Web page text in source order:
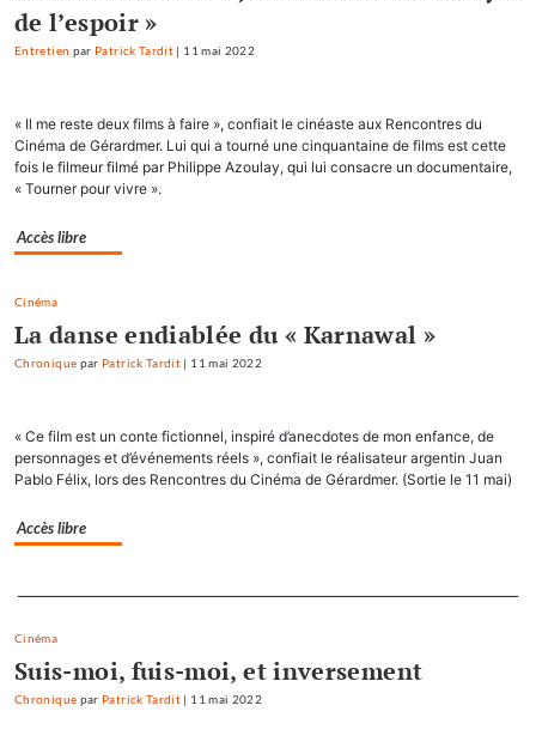
de l’espoir »
Entretien par Patrick Tardit 11 mai 2022
« Il me reste deux films à faire », confiait le cinéaste aux Rencontres du
Cinéma de Gérardmer. Lui qui a tourné une cinquantaine de films est cette
fois le filmeur filmé par Philippe Azoulay, qui lui consacre un documentaire,
« Tourner pour vivre ».
Accès libre
Cinéma
La danse endiablée du « Karnawal »
Chronique par Patrick Tardit 11 mai 2022
« Ce film est un conte fictionnel, inspiré d’anecdotes de mon enfance, de
personnages et d’événements réels », confiait le réalisateur argentin Juan
Pablo Félix, lors des Rencontres du Cinéma de Gérardmer. (Sortie le 11 mai)
Accès libre
Separateur
Cinéma
Suis-moi, fuis-moi, et inversement
Chronique par Patrick Tardit 11 mai 2022